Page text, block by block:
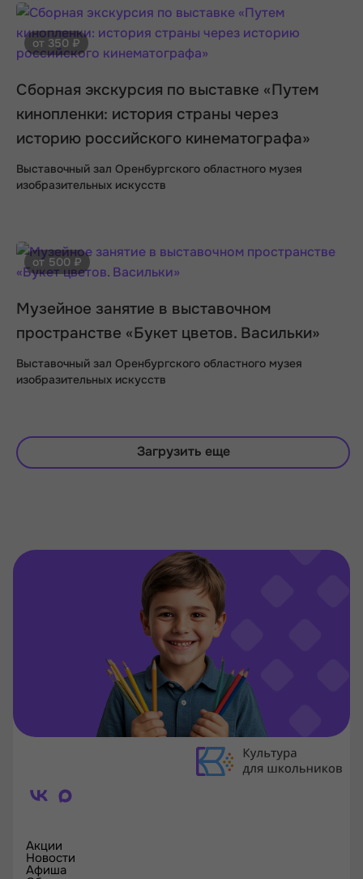
от 350 ₽
Сборная экскурсия по выставке «Путем
кинопленки: история страны через
историю российского кинематографа»
Выставочный зал Оренбургского областного музея
изобразительных искусств
от 500 ₽
Музейное занятие в выставочном
пространстве «Букет цветов. Васильки»
Выставочный зал Оренбургского областного музея
изобразительных искусств
Загрузить еще
Акции
Новости
Афиша